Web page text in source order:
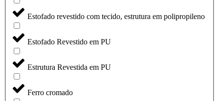
Estofado revestido com tecido, estrutura em polipropileno
Estofado Revestido em PU
Estrutura Revestida em PU
Ferro cromado